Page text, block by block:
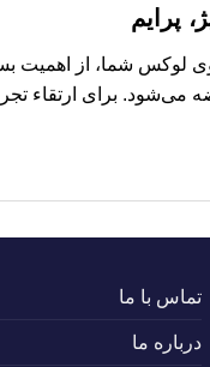
پرایم
شما، از اهمیت
می‌شود. برای
تماس با ما
درباره ما